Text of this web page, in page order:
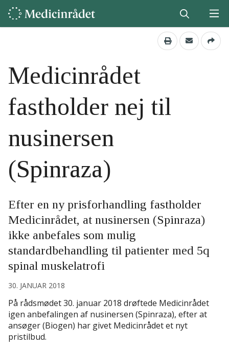
Medicinrådet
fastholder nej til
nusinersen
(Spinraza)
Efter en ny prisforhandling fastholder
Medicinrådet, at nusinersen (Spinraza)
ikke anbefales som mulig
standardbehandling til patienter med 5q
spinal muskelatrofi
30. JANUAR 2018
På rådsmødet 30. januar 2018 drøftede Medicinrådet
igen anbefalingen af nusinersen (Spinraza), efter at
ansøger (Biogen) har givet Medicinrådet et nyt
pristilbud.